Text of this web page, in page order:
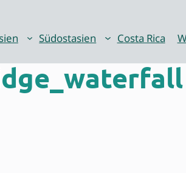
Südostasien Costa Rica